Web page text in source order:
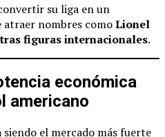
su liga en un
atraer nombres comoLionel
figuras internacionales.
económica
americano
el mercado más fuerte